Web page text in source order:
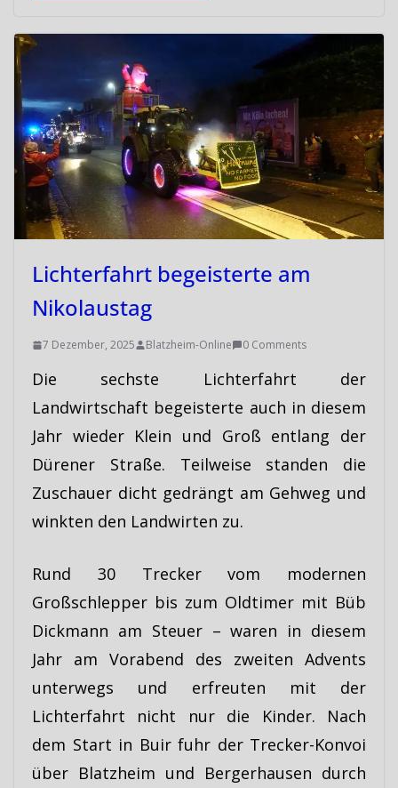
Lichterfahrt begeisterte am
Nikolaustag
7 Dezember, 2025 Blatzheim-Online 0 Comments
Die sechste Lichterfahrt der
Landwirtschaft begeisterte auch in diesem
Jahr wieder Klein und Groß entlang der
Dürener Straße. Teilweise standen die
Zuschauer dicht gedrängt am Gehweg und
winkten den Landwirten zu.
Rund 30 Trecker vom modernen
Großschlepper bis zum Oldtimer mit Büb
Dickmann am Steuer – waren in diesem
Jahr am Vorabend des zweiten Advents
unterwegs und erfreuten mit der
Lichterfahrt nicht nur die Kinder. Nach
dem Start in Buir fuhr der Trecker-Konvoi
über Blatzheim und Bergerhausen durch